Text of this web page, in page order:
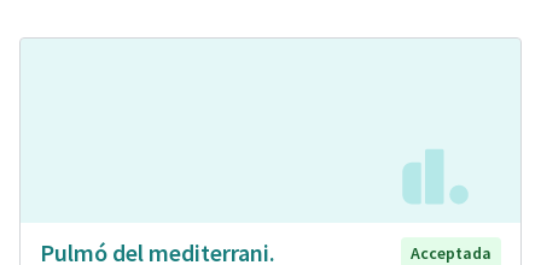
Pulmó del mediterrani.
Acceptada